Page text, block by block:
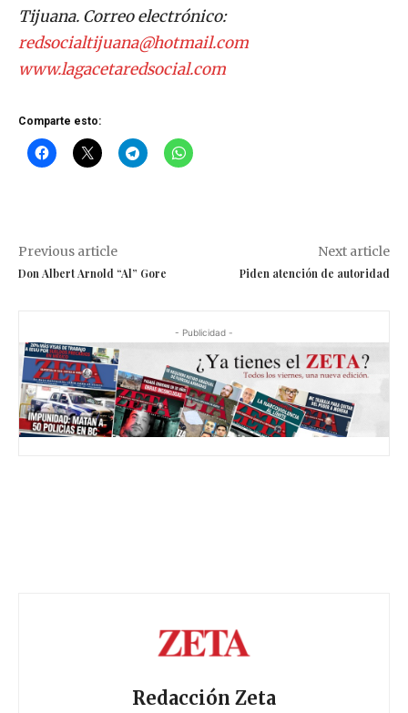
Tijuana. Correo electrónico:
redsocialtijuana@hotmail.com
www.lagacetaredsocial.com
Comparte esto:
Previous article
Don Albert Arnold “Al” Gore
Next article
Piden atención de autoridad
- Publicidad -
Redacción Zeta